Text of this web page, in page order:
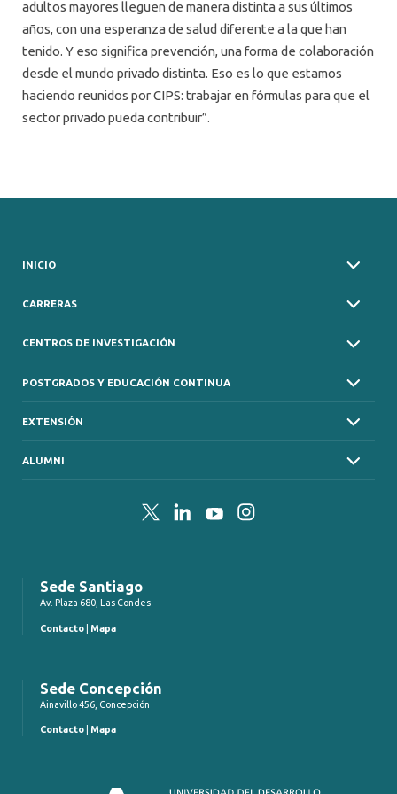
adultos mayores lleguen de manera distinta a sus últimos
años, con una esperanza de salud diferente a la que han
tenido. Y eso significa prevención, una forma de colaboración
desde el mundo privado distinta. Eso es lo que estamos
haciendo reunidos por CIPS: trabajar en fórmulas para que el
sector privado pueda contribuir”.
INICIO
CARRERAS
CENTROS DE INVESTIGACIÓN
POSTGRADOS Y EDUCACIÓN CONTINUA
EXTENSIÓN
ALUMNI
TwitterLinkedInYouTubeInstagram
Sede Santiago
Av. Plaza 680, Las Condes
Contacto Mapa
Sede Concepción
Ainavillo 456, Concepción
Contacto Mapa